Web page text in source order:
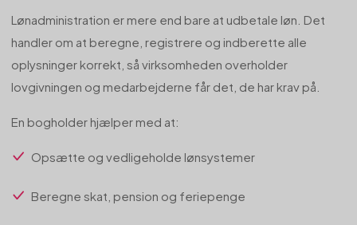
Lønadministration er mere end bare at udbetale løn. Det
handler om at beregne, registrere og indberette alle
oplysninger korrekt, så virksomheden overholder
lovgivningen og medarbejderne får det, de har krav på.
En bogholder hjælper med at:
Opsætte og vedligeholde lønsystemer
Beregne skat, pension og feriepenge